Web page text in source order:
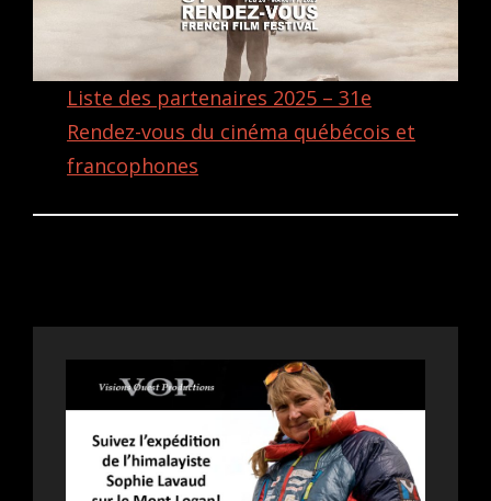
Liste des partenaires 2025 – 31e
Rendez-vous du cinéma québécois et
francophones